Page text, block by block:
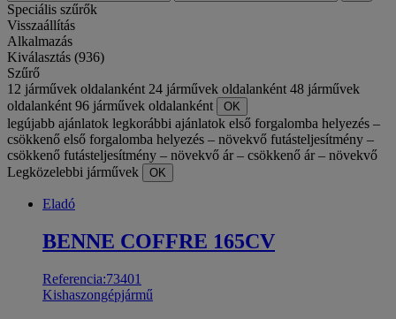
Speciális szűrők
Visszaállítás
Alkalmazás
Kiválasztás (936)
Szűrő
12 járművek oldalanként 24 járművek oldalanként 48 járművek
oldalanként 96 járművek oldalanként OK
legújabb ajánlatok legkorábbi ajánlatok első forgalomba helyezés –
csökkenő első forgalomba helyezés – növekvő futásteljesítmény –
csökkenő futásteljesítmény – növekvő ár – csökkenő ár – növekvő
Legközelebbi járművek
OK
Eladó
BENNE COFFRE 165CV
Referencia:73401
Kishaszongépjármű